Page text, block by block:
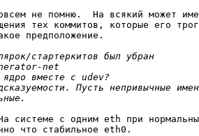
не помню.  На всякий может
тех коммитов, которые его
предположение.
системе с одним eth при
что стабильное eth0.